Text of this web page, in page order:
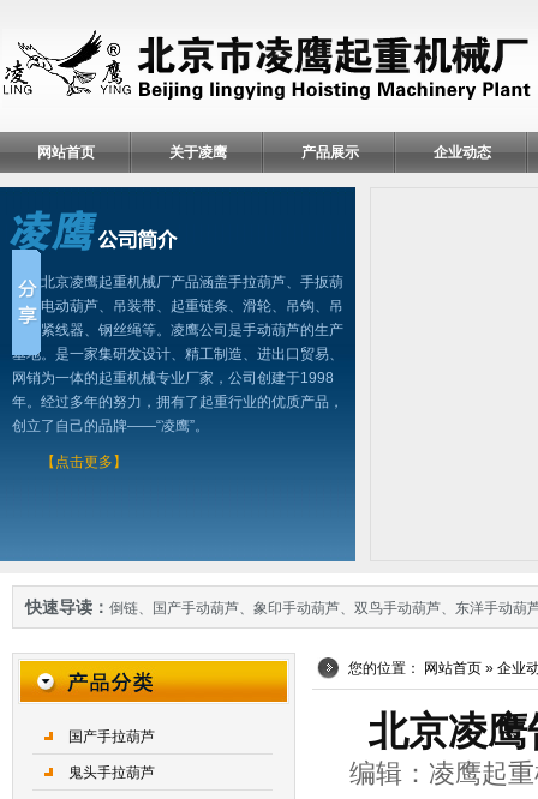
网站首页 关于凌鹰 产品展示 企业动态
北京凌鹰起重机械厂产品涵盖手拉葫芦、手扳葫
芦、电动葫芦、吊装带、起重链条、滑轮、吊钩、吊
具、紧线器、钢丝绳等。凌鹰公司是手动葫芦的生产
基地。是一家集研发设计、精工制造、进出口贸易、
网销为一体的起重机械专业厂家，公司创建于1998
年。经过多年的努力，拥有了起重行业的优质产品，
创立了自己的品牌——“凌鹰”。
【点击更多】
快速导读： 倒链、 国产手动葫芦、 象印手动葫芦、 双鸟手动葫芦、 东洋手动葫
您的位置： 网站首页 » 企业
北京凌
编辑：凌鹰起
国产手拉葫芦
鬼头手拉葫芦